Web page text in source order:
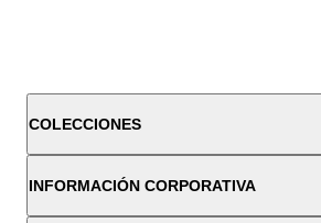
COLECCIONES
INFORMACIÓN CORPORATIVA